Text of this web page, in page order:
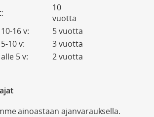
10
vuotta
16 v:
5 vuotta
10 v:
3 vuotta
5 v:
2 vuotta
ainoastaan ajanvarauksella.